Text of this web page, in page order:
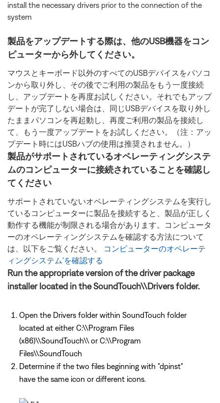
install the necessary drivers prior to the connection of the
system
製品をアップデートする際は、他のUSB機器をコン
ピューターから外してください。
マウスとキーボード以外のすべてのUSBデバイスをパソコ
ンから取り外し、その後でご利用の製品をもう一度接続
し、アップデートを再度お試しください。それでもアップ
デートが完了しない場合は、同じUSBデバイスを取り外し
たままパソコンを再起動し、再度ご利用の製品を接続し
て、もう一度アップデートをお試しください。（注：アッ
プデート時にはUSBハブの使用は推奨されません。）
製品がサポートされているオペレーティングシステ
ムのコンピューターに接続されていることを確認し
てください
サポートされていないオペレーティングシステムを実行し
ているコンピューターに製品を接続すると、製品が正しく
動作する機能が制限される場合があります。コンピュータ
ーのオペレーティングシステムを確認する方法について
は、以下をご覧ください。
コンピューターのオペレーテ
ィングシステム'を確認する
Run the appropriate version of the driver package
installer located in the SoundTouch\\Drivers folder.
Open the Drivers folder within SoundTouch folder
located at either C:\\Program Files
(x86)\\SoundTouch\\ or C:\\Program
Files\\SoundTouch
Determine if the two files beginning with "dpinst"
have the same icon or different icons.